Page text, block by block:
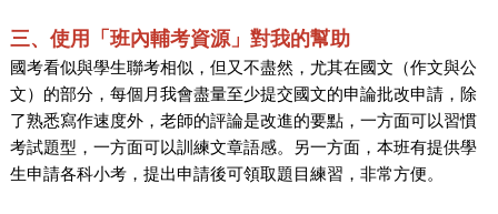
三、使用「班內輔考資源」對我的幫助
國考看似與學生聯考相似，但又不盡然，尤其在國文（作文與公
文）的部分，每個月我會盡量至少提交國文的申論批改申請，除
了熟悉寫作速度外，老師的評論是改進的要點，一方面可以習慣
考試題型，一方面可以訓練文章語感。另一方面，本班有提供學
生申請各科小考，提出申請後可領取題目練習，非常方便。